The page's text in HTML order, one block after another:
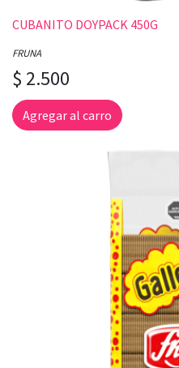
CUBANITO DOYPACK 450G
FRUNA
$ 2.500
Agregar al carro